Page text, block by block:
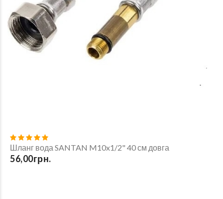
Шланг вода SANTAN M10x1/2" 40 см довга
56,00грн.